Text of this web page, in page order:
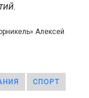
Алексей
СПОРТ